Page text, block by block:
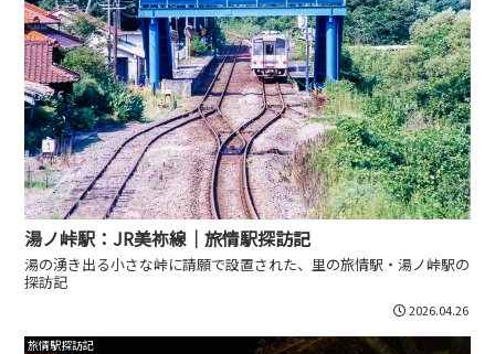
湯ノ峠駅：JR美祢線｜旅情駅探訪記
湯の湧き出る小さな峠に請願で設置された、里の旅情駅・湯ノ峠駅の
探訪記
2026.04.26
旅情駅探訪記